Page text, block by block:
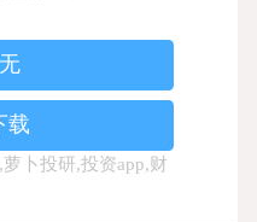
载
卜投研,投资app,财